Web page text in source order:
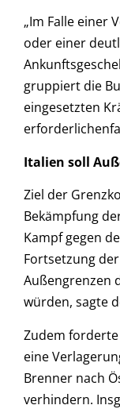
„Im Falle einer
oder einer
gruppiert die
eingesetzten
Italien soll
Ziel der
Bekämpfung
Kampf gegen
Fortsetzung
Außengrenzen
würden, sagte
Zudem
eine
Brenner nach
verhindern.